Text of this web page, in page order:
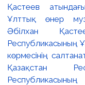
Қастеев
Ұлттық өнер
Әбілхан
Республикасының
көрмесінің
Қазақстан